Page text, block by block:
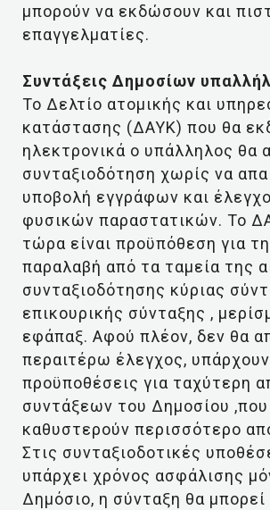
μπορούν να εκδώσουν και
επαγγελματίες.
Συντάξεις Δημοσίων
Το Δελτίο ατομικής και
κατάστασης (ΔΑΥΚ) που θα
ηλεκτρονικά ο υπάλληλος θα
συνταξιοδότηση χωρίς να
υποβολή εγγράφων και
φυσικών παραστατικών. Το
τώρα είναι προϋπόθεση για
παραλαβή από τα ταμεία της
συνταξιοδότησης κύριας
επικουρικής σύνταξης ,
εφάπαξ. Αφού πλέον, δεν θα
περαιτέρω έλεγχος, υπάρχουν
προϋποθέσεις για ταχύτερη
συντάξεων του Δημοσίου
καθυστερούν περισσότερο
Στις συνταξιοδοτικές
υπάρχει χρόνος ασφάλισης
Δημόσιο, η σύνταξη θα μπορεί